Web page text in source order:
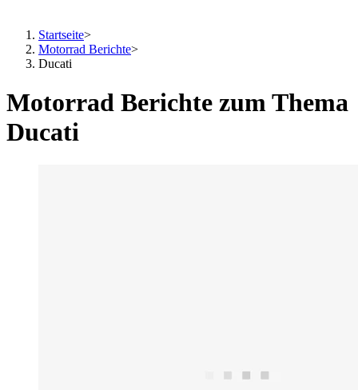
Startseite>
Motorrad Berichte>
Ducati
Motorrad Berichte zum Thema
Ducati